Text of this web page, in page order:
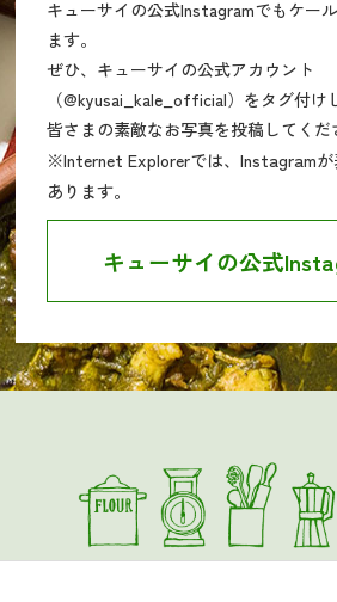
キューサイの公式Instagramでもケー
ます。
ぜひ、キューサイの公式アカウント
（@kyusai_kale_official）をタグ付け
皆さまの素敵なお写真を投稿してくだ
※Internet Explorerでは、Instagram
あります。
キューサイの公式